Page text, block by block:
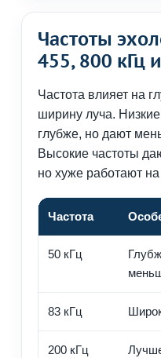
Частоты
455, 800 кГц
Частота влияет на
ширину луча.
глубже, но дают
Высокие частоты
но хуже работают
Частота
50 кГц
83 кГц
200 кГц